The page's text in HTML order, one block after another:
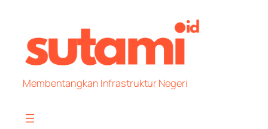
content
Membentangkan Infrastruktur Negeri